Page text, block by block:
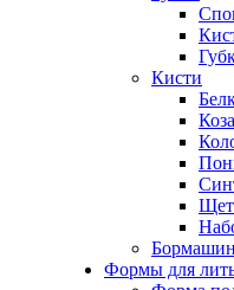
Кисти
Коза
Формы для